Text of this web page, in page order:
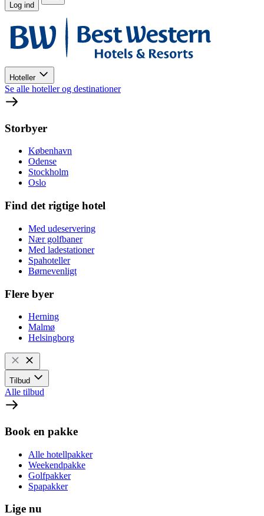
Log ind
Hoteller
Se alle hoteller og destinationer
Storbyer
København
Odense
Stockholm
Oslo
Find det rigtige hotel
Med udeservering
Nær golfbaner
Med ladestationer
Spahoteller
Børnevenligt
Flere byer
Herning
Malmø
Helsingborg
Tilbud
Alle tilbud
Book en pakke
Alle hotellpakker
Weekendpakke
Golfpakker
Spapakker
Lige nu